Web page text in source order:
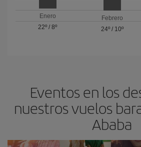
Enero
22º /8º
Febrero
24º/ 10º
Eventos en los
nuestros vuelos
Ababa